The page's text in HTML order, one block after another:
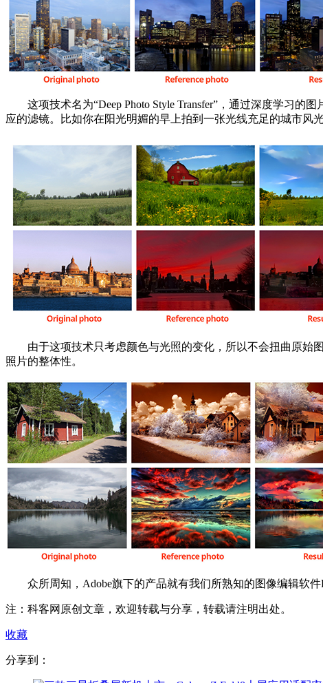
这项技术名为“Deep Photo Style Transfer”，通过深度学习的
应的滤镜。比如你在阳光明媚的早上拍到一张光线充足的城市风
由于这项技术只考虑颜色与光照的变化，所以不会扭曲原始图
照片的整体性。
众所周知，Adobe旗下的产品就有我们所熟知的图像编辑软件
注：科客网原创文章，欢迎转载与分享，转载请注明出处。
收藏
分享到：